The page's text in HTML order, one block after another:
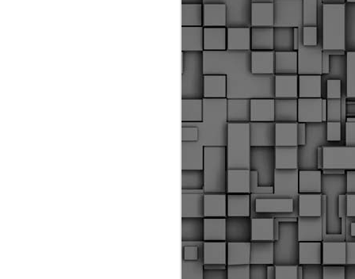
αστυνομικούς, οι οποίοι έχουν
εκπαίδευσή τους και
ο Δήμος παρέλαβε τρία
οποία θα χρησιμοποιούνται για
μετακινήσεις των